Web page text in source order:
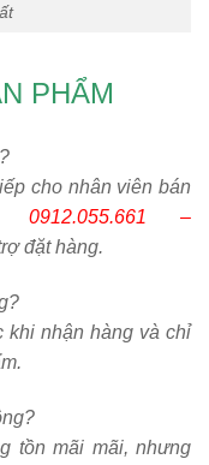
PHẨM
cho nhân viên bán
0912.055.661 –
đặt hàng.
khi nhận hàng và chỉ
tồn mãi mãi, nhưng